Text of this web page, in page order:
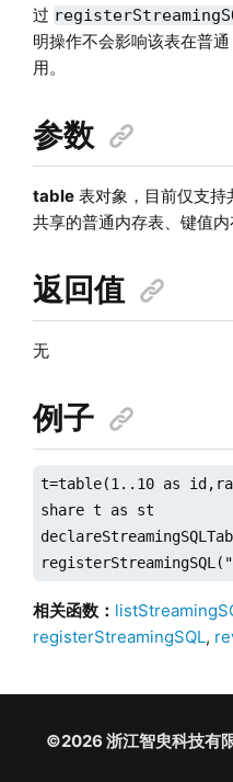
过
明操作不会影响该表在普
用。
参数
table表对象，目前仅支持
共享的普通内存表、键值内
返回值
无
例子
t=table(1..10 as
share t as st
相关函数：
registerStreamingSQL,
©2026 浙江智臾科技有